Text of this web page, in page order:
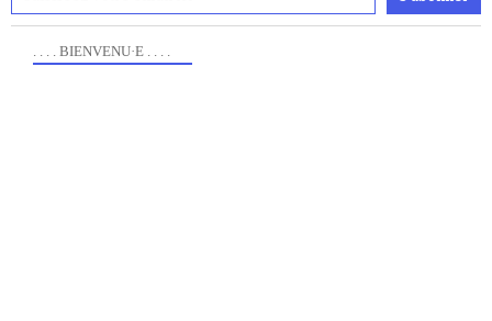
. . . . BIENVENU·E . . . .